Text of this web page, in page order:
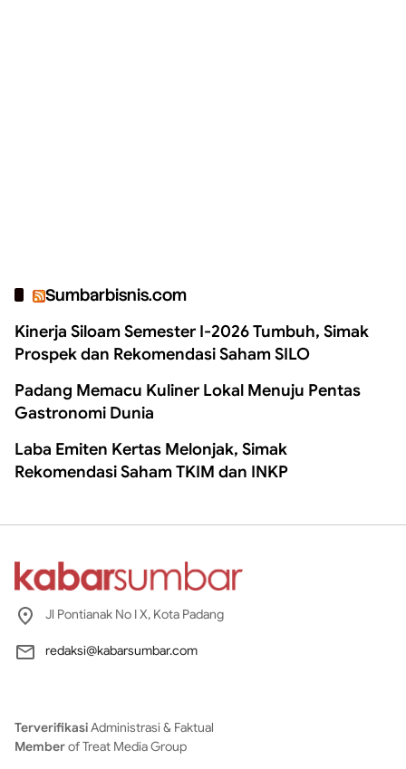
Sumbarbisnis.com
Kinerja Siloam Semester I-2026 Tumbuh, Simak
Prospek dan Rekomendasi Saham SILO
Padang Memacu Kuliner Lokal Menuju Pentas
Gastronomi Dunia
Laba Emiten Kertas Melonjak, Simak
Rekomendasi Saham TKIM dan INKP
Jl Pontianak No I X, Kota Padang
redaksi@kabarsumbar.com
TerverifikasiAdministrasi & Faktual
Memberof Treat Media Group